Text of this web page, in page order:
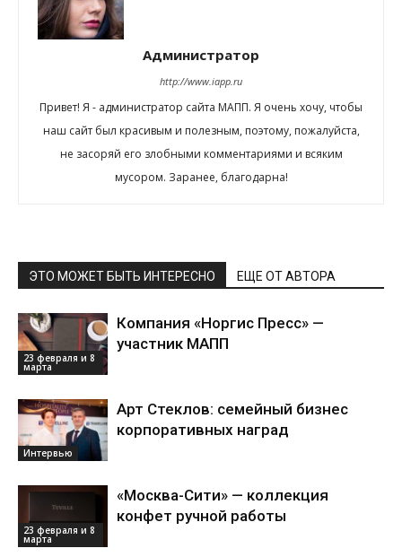
Администратор
http://www.iapp.ru
Привет! Я - администратор сайта МАПП. Я очень хочу, чтобы
наш сайт был красивым и полезным, поэтому, пожалуйста,
не засоряй его злобными комментариями и всяким
мусором. Заранее, благодарна!
ЭТО МОЖЕТ БЫТЬ ИНТЕРЕСНО ЕЩЕ ОТ АВТОРА
23 февраля и 8
марта
Компания «Норгис Пресс» —
участник МАПП
Интервью
Арт Стеклов: семейный бизнес
корпоративных наград
23 февраля и 8
марта
«Москва-Сити» — коллекция
конфет ручной работы